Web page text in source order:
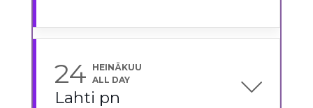
24
HEINÄKUU
ALL DAY
Lahti pn